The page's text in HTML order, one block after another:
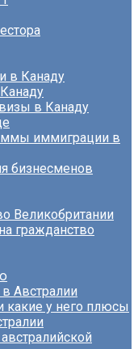
в Канаду
в Канаду
иммиграции в
бизнесменов
Великобритании
гражданство
Австралии
какие у него плюсы